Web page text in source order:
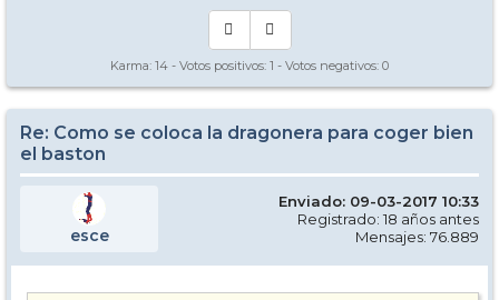
Karma: 14 - Votos positivos: 1 - Votos negativos: 0
Re: Como se coloca la dragonera para coger bien
el baston
esce
Enviado: 09-03-2017 10:33
Registrado: 18 años antes
Mensajes: 76.889